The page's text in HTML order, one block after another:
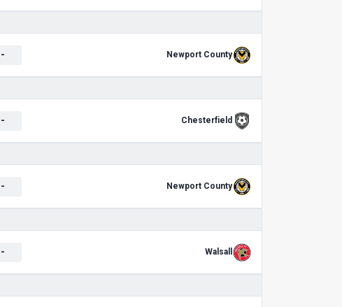
- Newport County
- Chesterfield
- Newport County
- Walsall